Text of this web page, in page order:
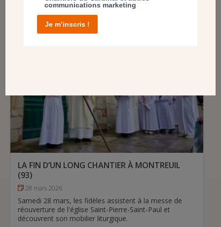
# Diocèse de Nanterre
LA FIN D’UN LONG CHANTIER À MONTREUIL
(93)
28 mars 2026
Samedi 28 mars, les fidèles assistent à la messe de
réouverture de l'église Saint-Pierre-Saint-Paul et
découvrent son mobilier liturgique.
communications marketing
Je m’inscris !